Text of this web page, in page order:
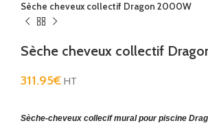
Sèche cheveux collectif Dragon 2000W
Sèche cheveux collectif
311.95€ HT
Sèche-cheveux collecif mural pour piscine